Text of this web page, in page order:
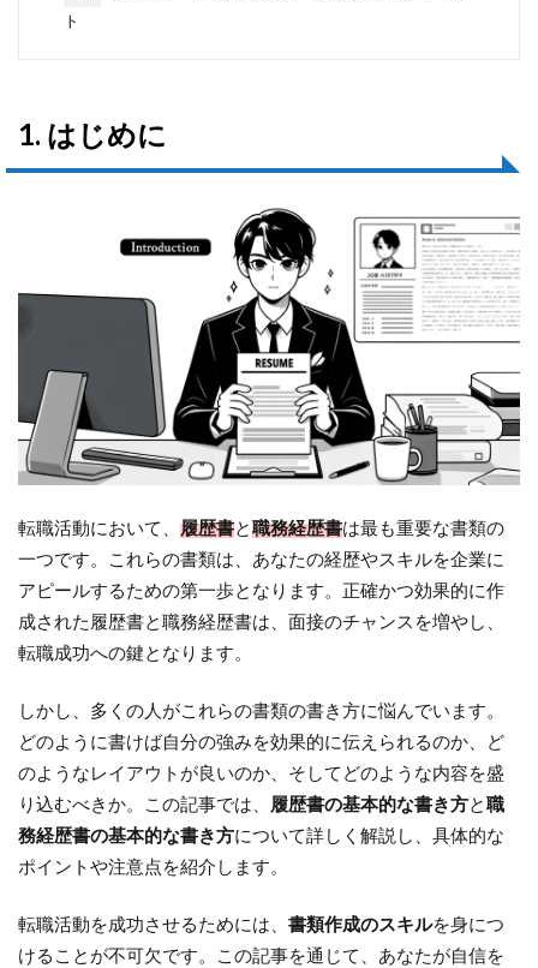
ト
1. はじめに
転職活動において、 履歴書と職務経歴書は最も重要な書類の
一つです。これらの書類は、あなたの経歴やスキルを企業に
アピールするための第一歩となります。正確かつ効果的に作
成された履歴書と職務経歴書は、面接のチャンスを増やし、
転職成功への鍵となります。
しかし、多くの人がこれらの書類の書き方に悩んでいます。
どのように書けば自分の強みを効果的に伝えられるのか、ど
のようなレイアウトが良いのか、そしてどのような内容を盛
り込むべきか。この記事では、 履歴書の基本的な書き方と職
務経歴書の基本的な書き方について詳しく解説し、具体的な
ポイントや注意点を紹介します。
転職活動を成功させるためには、 書類作成のスキルを身につ
けることが不可欠です。この記事を通じて、あなたが自信を